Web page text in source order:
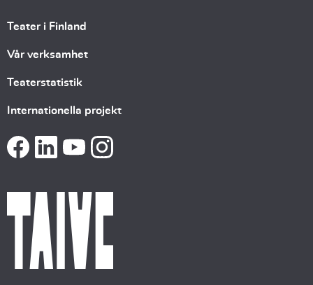
Teater i Finland
Vår verksamhet
Teaterstatistik
Internationella projekt